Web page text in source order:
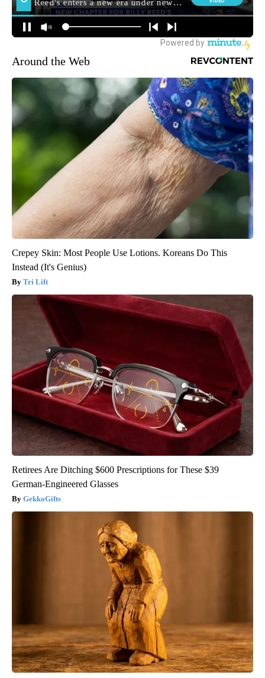
Around the Web
Crepey Skin: Most People Use Lotions. Koreans Do This
Instead (It's Genius)
Tri Lift
Retirees Are Ditching $600 Prescriptions for These $39
German-Engineered Glasses
GekkoGifts